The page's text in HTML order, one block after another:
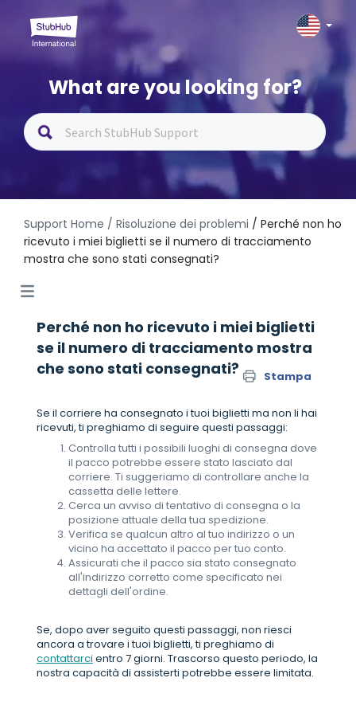
What are you looking for?
Support Home / Risoluzione dei problemi / Perché non ho
ricevuto i miei biglietti se il numero di tracciamento
mostra che sono stati consegnati?
Perché non ho ricevuto i miei biglietti
se il numero di tracciamento mostra
che sono stati consegnati?
Stampa
Se il corriere ha consegnato i tuoi biglietti ma non li hai
ricevuti, ti preghiamo di seguire questi passaggi:
Controlla tutti i possibili luoghi di consegna dove
il pacco potrebbe essere stato lasciato dal
corriere. Ti suggeriamo di controllare anche la
cassetta delle lettere.
Cerca un avviso di tentativo di consegna o la
posizione attuale della tua spedizione.
Verifica se qualcun altro al tuo indirizzo o un
vicino ha accettato il pacco per tuo conto.
Assicurati che il pacco sia stato consegnato
all'indirizzo corretto come specificato nei
dettagli dell'ordine.
Se, dopo aver seguito questi passaggi, non riesci
ancora a trovare i tuoi biglietti, ti preghiamo di
contattarci entro 7 giorni. Trascorso questo periodo, la
nostra capacità di assisterti potrebbe essere limitata.